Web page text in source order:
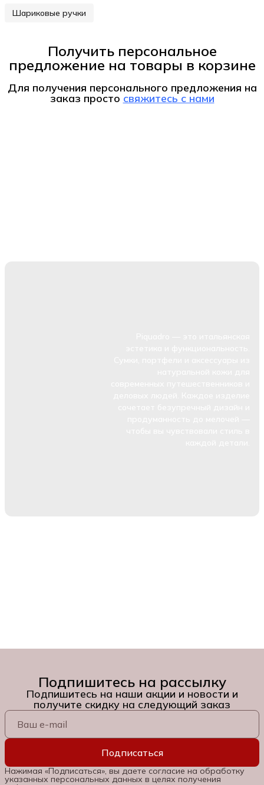
Шариковые ручки
Получить персональное
предложение на товары в корзине
Для получения персонального предложения на
заказ просто свяжитесь с нами
Подпишитесь на рассылку
Подпишитесь на наши акции и новости и
получите скидку на следующий заказ
Подписаться
Нажимая «Подписаться», вы даете согласие на обработку
указанных персональных данных в целях получения